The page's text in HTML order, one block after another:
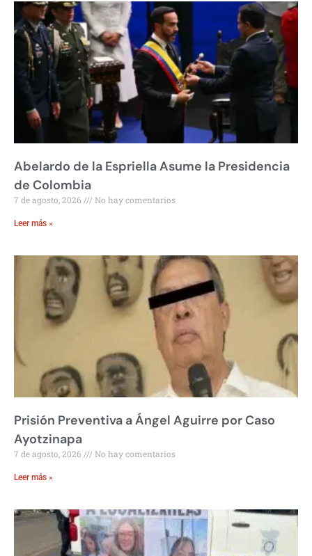
Abelardo de la Espriella Asume la Presidencia
de Colombia
7 de agosto, 2026 No hay comentarios
Leer más »
Prisión Preventiva a Ángel Aguirre por Caso
Ayotzinapa
7 de agosto, 2026 No hay comentarios
Leer más »